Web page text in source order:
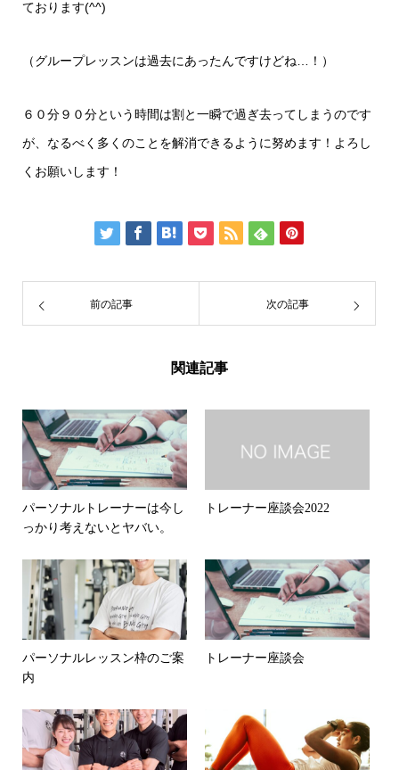
ております(^^)
（グループレッスンは過去にあったんですけどね…！）
６０分９０分という時間は割と一瞬で過ぎ去ってしまうのです
が、なるべく多くのことを解消できるように努めます！よろし
くお願いします！
前の記事 次の記事
関連記事
パーソナルトレーナーは今し
っかり考えないとヤバい。
トレーナー座談会2022
パーソナルレッスン枠のご案
内
トレーナー座談会